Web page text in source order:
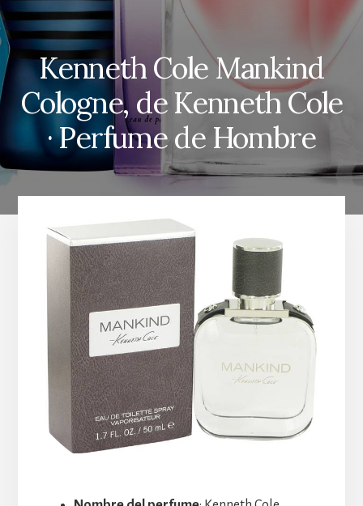
Kenneth Cole Mankind
Cologne, de Kenneth Cole
· Perfume de Hombre